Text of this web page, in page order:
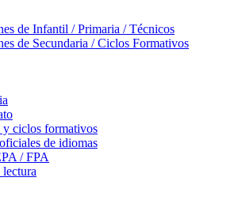
de Infantil / Primaria / Técnicos
de Secundaria / Ciclos Formativos
y ciclos formativos
de idiomas
/ FPA